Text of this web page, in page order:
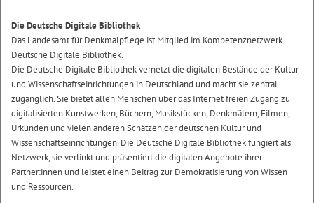
Die Deutsche Digitale Bibliothek
Das Landesamt für Denkmalpflege ist Mitglied im Kompetenznetzwerk
Deutsche Digitale Bibliothek.
Die Deutsche Digitale Bibliothek vernetzt die digitalen Bestände der Kultur-
und Wissenschaftseinrichtungen in Deutschland und macht sie zentral
zugänglich. Sie bietet allen Menschen über das Internet freien Zugang zu
digitalisierten Kunstwerken, Büchern, Musikstücken, Denkmälern, Filmen,
Urkunden und vielen anderen Schätzen der deutschen Kultur und
Wissenschaftseinrichtungen. Die Deutsche Digitale Bibliothek fungiert als
Netzwerk, sie verlinkt und präsentiert die digitalen Angebote ihrer
Partner:innen und leistet einen Beitrag zur Demokratisierung von Wissen
und Ressourcen.